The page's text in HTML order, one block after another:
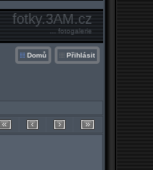
fotky.3AM.cz
... fotogalerie
Domů Přihlásit